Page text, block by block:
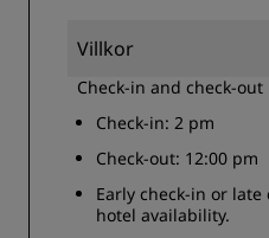
Villkor
Check-in and check-out
Check-in: 2 pm
Check-out: 12:00 pm
Early check-in or
hotel availability.